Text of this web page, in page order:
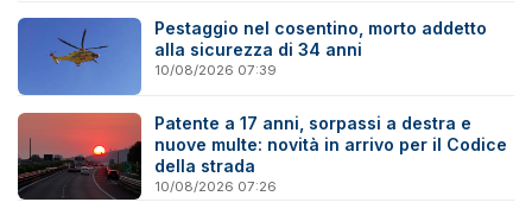
Pestaggio nel cosentino, morto addetto
alla sicurezza di 34 anni
10/08/2026 07:39
Patente a 17 anni, sorpassi a destra e
nuove multe: novità in arrivo per il Codice
della strada
10/08/2026 07:26